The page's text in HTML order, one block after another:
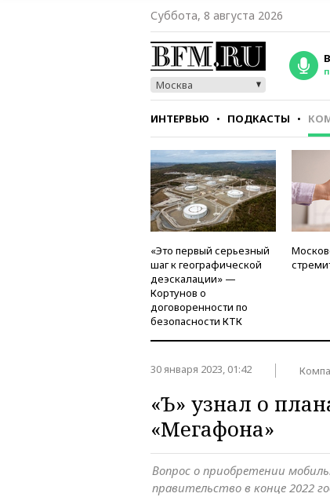
Суббота, 8 августа 2026
Москва
ИНТЕРВЬЮ ПОДКАСТЫ
СТИЛЬ ТЕСТЫ
«Это первый серьезный
шаг к географической
деэскалации» —
Кортунов о
договоренности по
безопасности КТК
30 января 2023, 01:42
«Ъ» узнал о
«Мегафона»
Вопрос о приобретении
правительство в конце 2022